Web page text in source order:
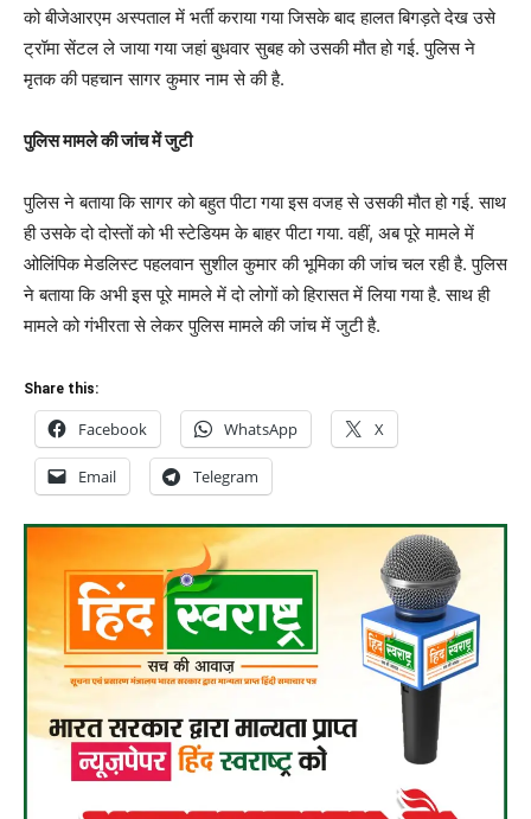
को बीजेआरएम अस्पताल में भर्ती कराया गया जिसके बाद हालत बिगड़ते देख उसे
ट्रॉमा सेंटल ले जाया गया जहां बुधवार सुबह को उसकी मौत हो गई. पुलिस ने
मृतक की पहचान सागर कुमार नाम से की है.
पुलिस मामले की जांच में जुटी
पुलिस ने बताया कि सागर को बहुत पीटा गया इस वजह से उसकी मौत हो गई. साथ
ही उसके दो दोस्तों को भी स्टेडियम के बाहर पीटा गया. वहीं, अब पूरे मामले में
ओलिंपिक मेडलिस्ट पहलवान सुशील कुमार की भूमिका की जांच चल रही है. पुलिस
ने बताया कि अभी इस पूरे मामले में दो लोगों को हिरासत में लिया गया है. साथ ही
मामले को गंभीरता से लेकर पुलिस मामले की जांच में जुटी है.
Share this:
Facebook WhatsApp X
Email Telegram